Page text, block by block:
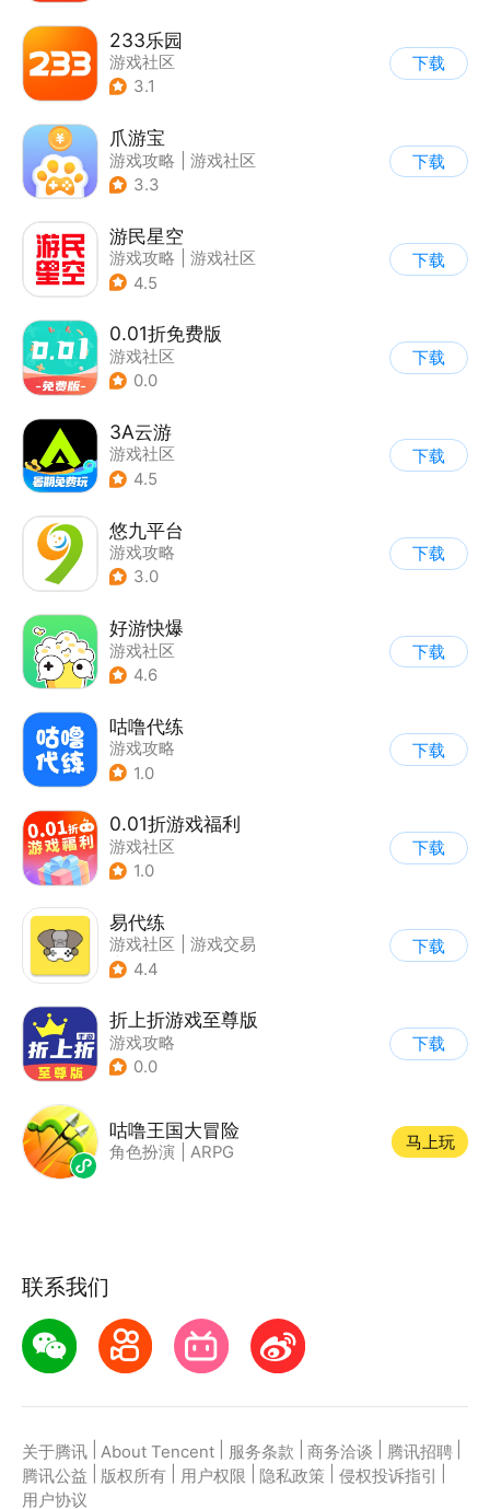
233乐园
游戏社区
3.1
下载
爪游宝
游戏攻略
游戏社区
3.3
下载
游民星空
游戏攻略
游戏社区
4.5
下载
0.01折免费版
游戏社区
0.0
下载
3A云游
游戏社区
4.5
下载
悠九平台
游戏攻略
3.0
下载
好游快爆
游戏社区
4.6
下载
咕噜代练
游戏攻略
1.0
下载
0.01折游戏福利
游戏社区
1.0
下载
易代练
游戏社区
游戏交易
| 游戏攻略
4.4
下载
折上折游戏至尊版
游戏攻略
0.0
下载
咕噜王国大冒险
角色扮演 ARPG
马上玩
联系我们
关于腾讯 About Tencent 服务条款 商务洽谈 腾讯招聘
腾讯公益
版权所有 用户权限 隐私政策 侵权投诉指引
用户协议